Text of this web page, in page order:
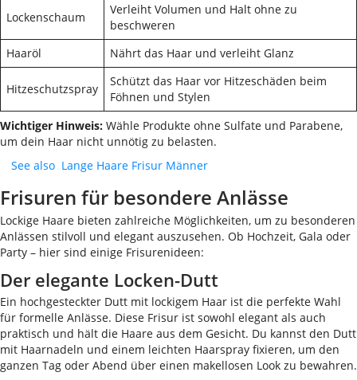
Lockenschaum
Verleiht Volumen und Halt ohne zu
beschweren
Haaröl
Nährt das Haar und verleiht Glanz
Hitzeschutzspray
Schützt das Haar vor Hitzeschäden beim
Föhnen und Stylen
Wichtiger Hinweis: Wähle Produkte ohne Sulfate und Parabene,
um dein Haar nicht unnötig zu belasten.
See also Lange Haare Frisur Männer
Frisuren für besondere Anlässe
Lockige Haare bieten zahlreiche Möglichkeiten, um zu besonderen
Anlässen stilvoll und elegant auszusehen. Ob Hochzeit, Gala oder
Party – hier sind einige Frisurenideen:
Der elegante Locken-Dutt
Ein hochgesteckter Dutt mit lockigem Haar ist die perfekte Wahl
für formelle Anlässe. Diese Frisur ist sowohl elegant als auch
praktisch und hält die Haare aus dem Gesicht. Du kannst den Dutt
mit Haarnadeln und einem leichten Haarspray fixieren, um den
ganzen Tag oder Abend über einen makellosen Look zu bewahren.